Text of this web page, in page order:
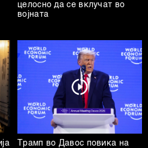
целосно да се вклучат во
војната
Трамп во Давос повика на